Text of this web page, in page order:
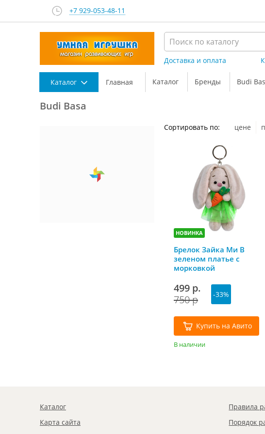
+7 929-053-48-11
Доставка и оплата
Каталог Главная Каталог Бренды Budi
Budi Basa
Сортировать по: цене
НОВИНКА
Брелок Зайка Ми В
зеленом платье с
морковкой
499 р.
750 р
-33%
Купить на Авито
В наличии
Каталог
Карта сайта
Правила
Порядок